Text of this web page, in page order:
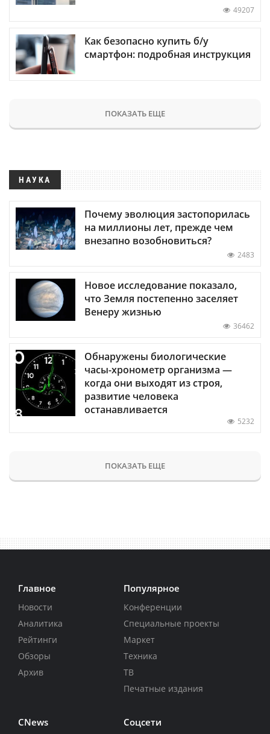
49207
Как безопасно купить б/у
смартфон: подробная инструкция
ПОКАЗАТЬ ЕЩЕ
НАУКА
Почему эволюция застопорилась
на миллионы лет, прежде чем
внезапно возобновиться?
2483
Новое исследование показало,
что Земля постепенно заселяет
Венеру жизнью
36462
Обнаружены биологические
часы-хронометр организма —
когда они выходят из строя,
развитие человека
останавливается
5232
ПОКАЗАТЬ ЕЩЕ
Главное
Новости
Аналитика
Рейтинги
Обзоры
Архив
Популярное
Конференции
Специальные проекты
Маркет
Техника
ТВ
Печатные издания
CNews Соцсети